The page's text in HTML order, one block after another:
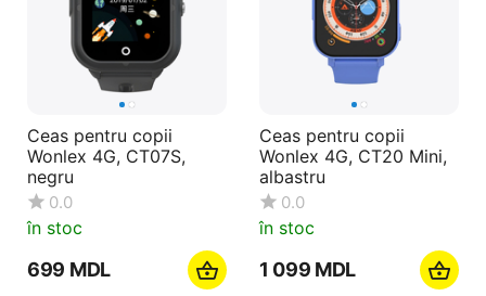
Ceas pentru copii
Wonlex 4G, CT07S,
negru
0.0
în stoc
‍699‍ MDL
Ceas pentru copii
Wonlex 4G, CT20 Mini,
albastru
0.0
în stoc
1 099 MDL